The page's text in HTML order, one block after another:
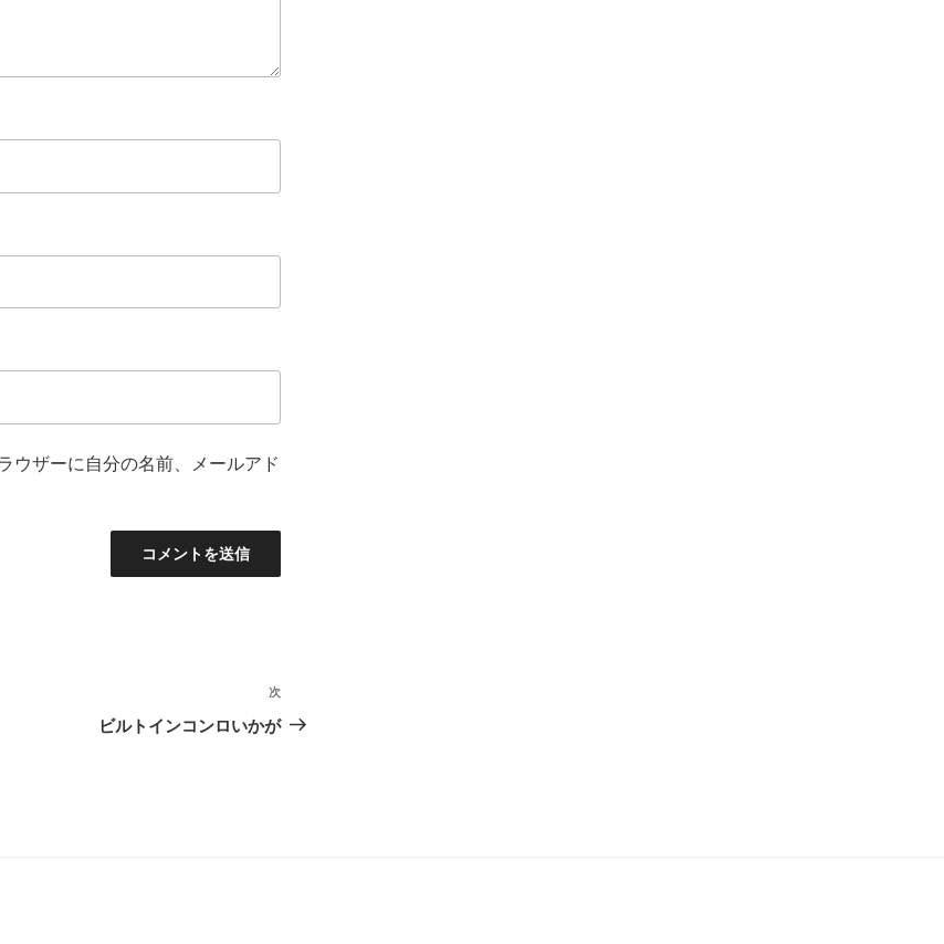
ウザーに自分の名前、メールアド
次
の
次
ビルトインコンロいかが